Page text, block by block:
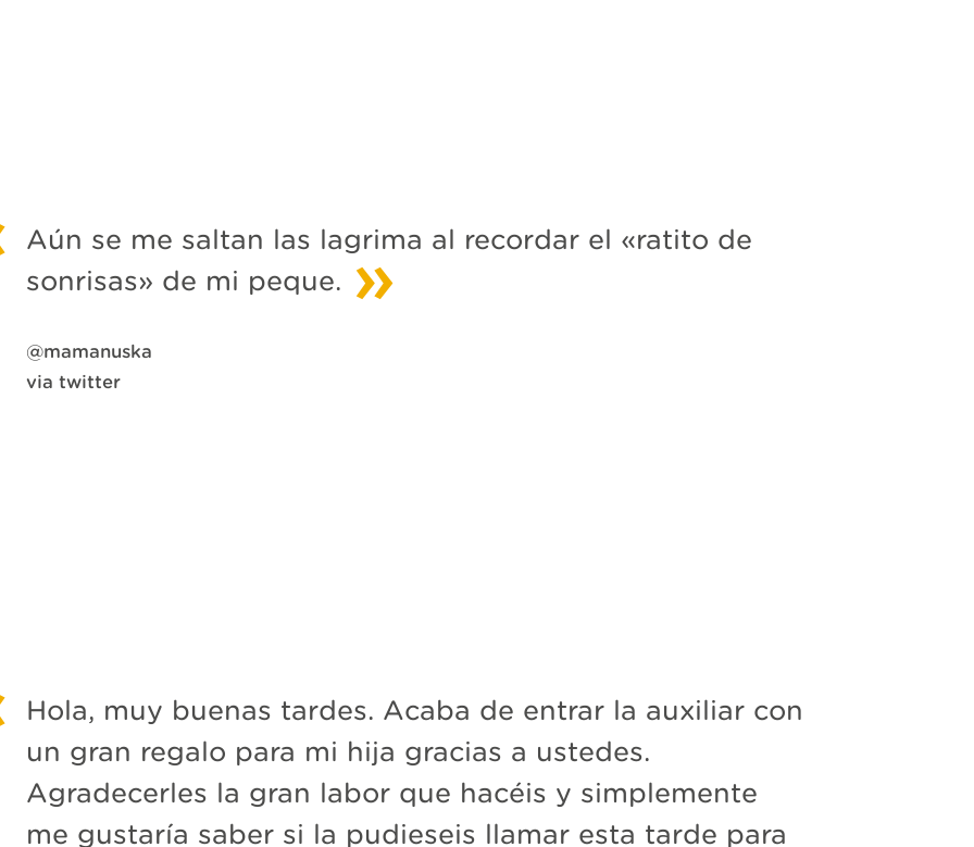
Aún se me saltan las lagrima al recordar el «ratito de
sonrisas» de mi peque.
@mamanuska
via twitter
Hola, muy buenas tardes. Acaba de entrar la auxiliar con
un gran regalo para mi hija gracias a ustedes.
Agradecerles la gran labor que hacéis y simplemente
me gustaría saber si la pudieseis llamar esta tarde para